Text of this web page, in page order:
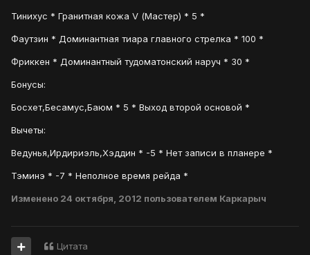
Тинихус * Гранитная кожа V (Мастер) * 5 *
Фаутзин * Доминантная тиара главного стрелка * 100 *
Фриккен * Доминантный тудоматонский наруч * 30 *
Бонусы:
Босхет,Бесамус,Баюм * 5 * Выход второй основой *
Вычеты:
Ведунья,Ирдириэль,Хэддин * -5 * Нет записи в планере *
Тэминэ * -7 * Неполное время рейда *
Изменено 24 октября, 2012 пользователем Каркарыч
Цитата